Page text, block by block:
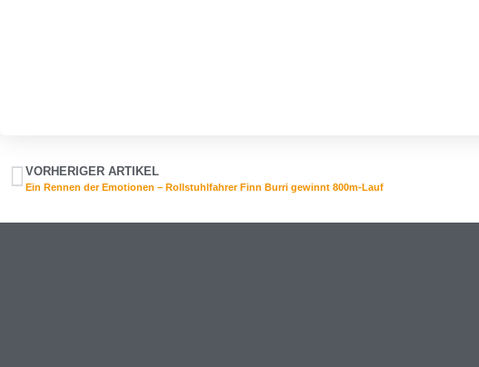
VORHERIGER ARTIKEL
Ein Rennen der Emotionen – Rollstuhlfahrer Finn Burri gewinnt 800m-Lauf